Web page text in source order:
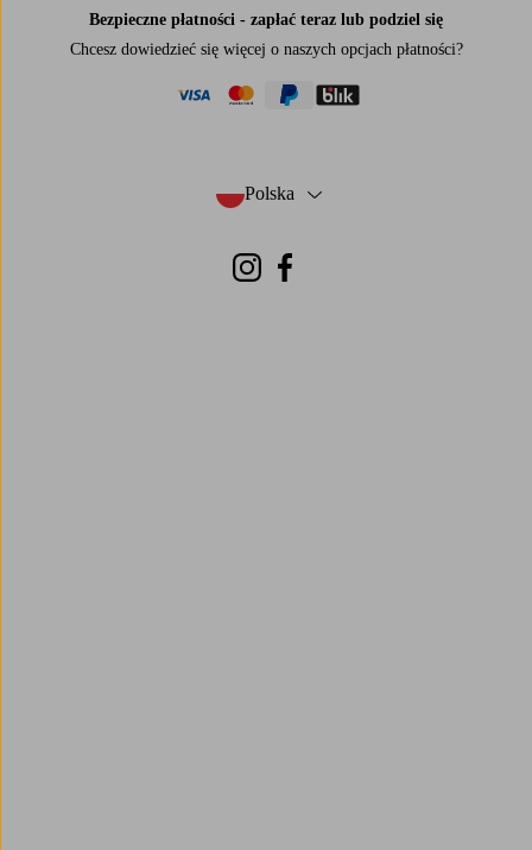
Bezpieczne płatności - zapłać teraz lub podziel się
Chcesz dowiedzieć się więcej o naszych opcjach płatności?
Polska
- Wybierz kraj